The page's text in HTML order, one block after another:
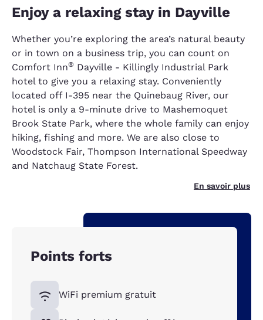
Enjoy a relaxing stay in Dayville
Whether you’re exploring the area’s natural beauty
or in town on a business trip, you can count on
Comfort Inn® Dayville - Killingly Industrial Park
hotel to give you a relaxing stay. Conveniently
located off I-395 near the Quinebaug River, our
hotel is only a 9-minute drive to Mashemoquet
Brook State Park, where the whole family can enjoy
hiking, fishing and more. We are also close to
Woodstock Fair, Thompson International Speedway
and Natchaug State Forest.
En savoir plus
Points forts
WiFi premium gratuit